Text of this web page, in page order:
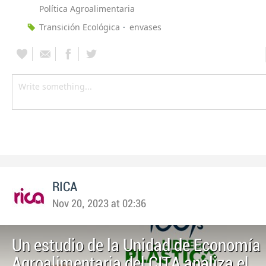
Política Agroalimentaria
Transición Ecológica
envases
RICA
Nov 20, 2023 at 02:36
Un estudio de la Unidad de Economía